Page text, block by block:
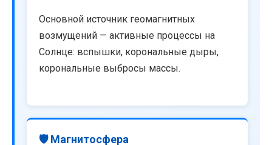
Основной источник геомагнитных
возмущений — активные процессы на
Солнце: вспышки, корональные дыры,
корональные выбросы массы.
🛡️ Магнитосфера